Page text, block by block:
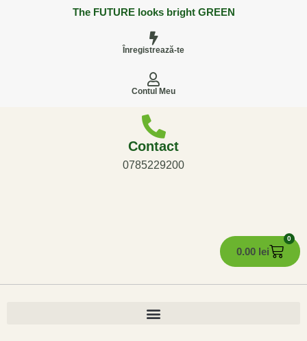
The FUTURE looks bright GREEN
Înregistrează-te
Contul Meu
Contact
0785229200
0.00 lei
0